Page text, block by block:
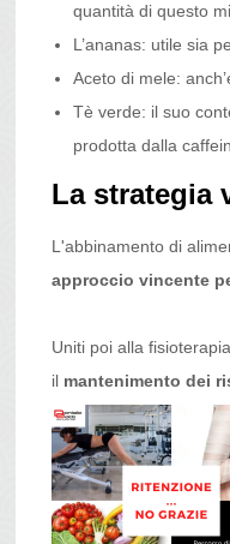
quantità di questo
L’ananas: utile sia
Aceto di mele:
Tè verde: il suo
prodotta dalla
La strategia
L'abbinamento di
approccio vincente
Uniti poi alla
il mantenimento dei